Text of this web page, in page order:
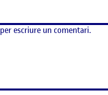
per escriure un comentari.